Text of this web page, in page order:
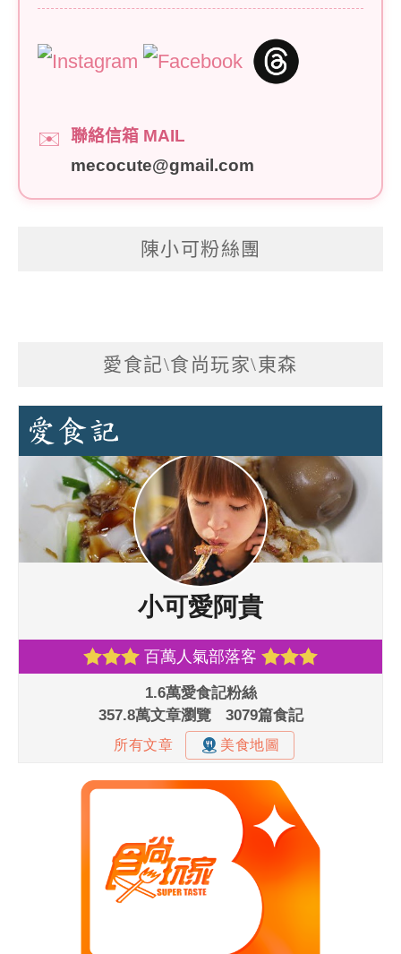
✉️
聯絡信箱 MAIL
mecocute@gmail.com
陳小可粉絲團
愛食記\食尚玩家\東森